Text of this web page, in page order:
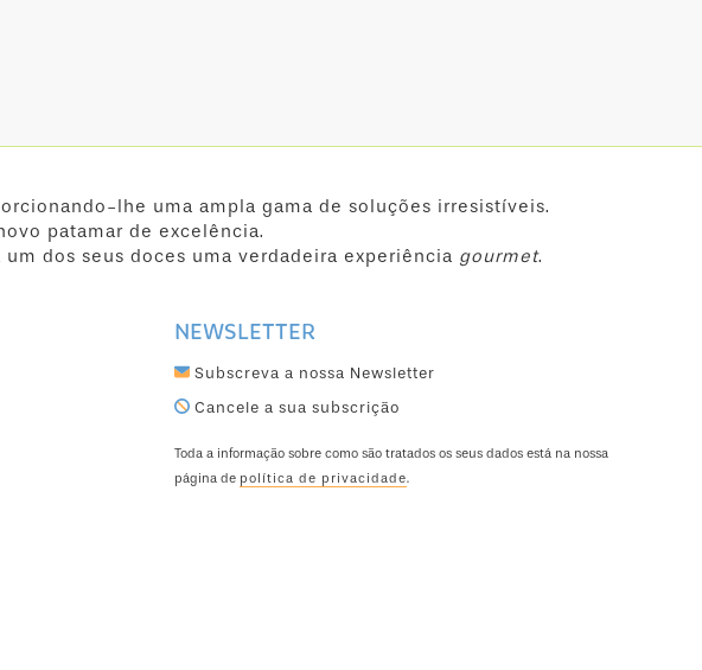
lhe uma ampla gama de soluções irresistíveis.
patamar de excelência.
dos seus doces uma verdadeira experiência gourmet.
NEWSLETTER
Subscreva a nossa Newsletter
Cancele a sua subscrição
Toda a informação sobre como são tratados os seus dados está na nossa
página de política de privacidade.